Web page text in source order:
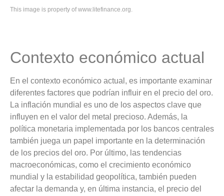
This image is property of www.litefinance.org.
Contexto económico actual
En el contexto económico actual, es importante examinar
diferentes factores que podrían influir en el precio del oro.
La inflación mundial es uno de los aspectos clave que
influyen en el valor del metal precioso. Además, la
política monetaria implementada por los bancos centrales
también juega un papel importante en la determinación
de los precios del oro. Por último, las tendencias
macroeconómicas, como el crecimiento económico
mundial y la estabilidad geopolítica, también pueden
afectar la demanda y, en última instancia, el precio del